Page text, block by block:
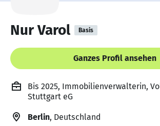
Nur Varol Basis
Ganzes Profil ansehen
Bis 2025, Immobilienverwalterin,
Stuttgart eG
Berlin, Deutschland